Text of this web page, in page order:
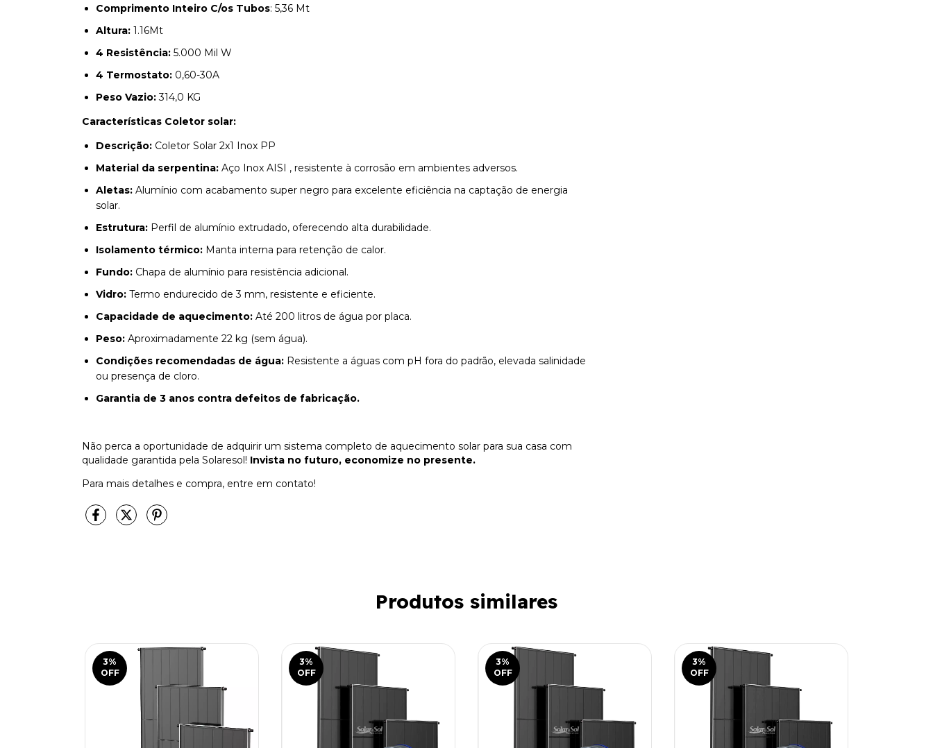
Comprimento Inteiro C/os Tubos: 5,36 Mt
Altura: 1.16Mt
4 Resistência: 5.000 Mil W
4 Termostato: 0,60-30A
Peso Vazio:314,0 KG
Características Coletor solar:
Descrição: Coletor Solar 2x1 Inox PP
Material da serpentina: Aço Inox AISI , resistente à corrosão em ambientes adversos.
Aletas: Alumínio com acabamento super negro para excelente eficiência na captação de energia
solar.
Estrutura: Perfil de alumínio extrudado, oferecendo alta durabilidade.
Isolamento térmico: Manta interna para retenção de calor.
Fundo: Chapa de alumínio para resistência adicional.
Vidro: Termo endurecido de 3 mm, resistente e eficiente.
Capacidade de aquecimento: Até 200 litros de água por placa.
Peso: Aproximadamente 22 kg (sem água).
Condições recomendadas de água: Resistente a águas com pH fora do padrão, elevada salinidade
ou presença de cloro.
Garantia de 3 anos contra defeitos de fabricação.
Não perca a oportunidade de adquirir um sistema completo de aquecimento solar para sua casa com
qualidade garantida pela Solaresol! Invista no futuro, economize no presente.
Para mais detalhes e compra, entre em contato!
Produtos similares
3%
OFF
3%
OFF
3%
OFF
3%
OFF